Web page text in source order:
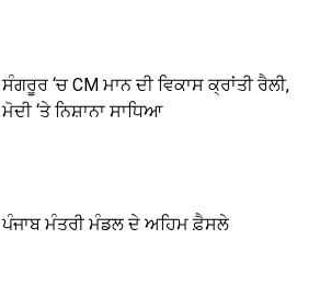
ਸੰਗਰੂਰ ‘ਚ CM ਮਾਨ ਦੀ ਵਿਕਾਸ ਕ੍ਰਾਂਤੀ ਰੈਲੀ,
ਮੋਦੀ ‘ਤੇ ਨਿਸ਼ਾਨਾ ਸਾਧਿਆ
ਪੰਜਾਬ ਮੰਤਰੀ ਮੰਡਲ ਦੇ ਅਹਿਮ ਫ਼ੈਸਲੇ